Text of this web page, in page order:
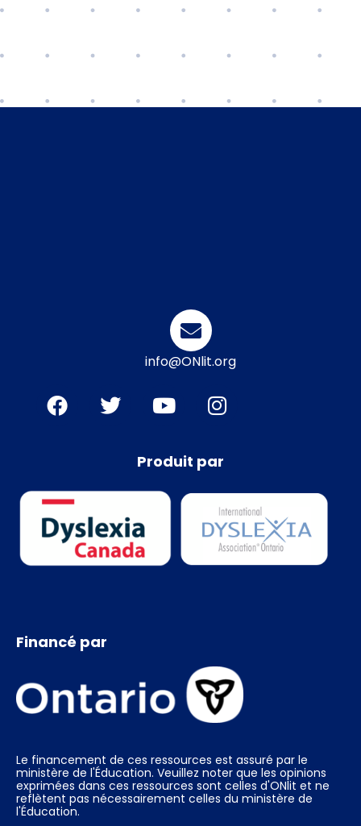
info@ONlit.org
Produit par
Financé par
Le financement de ces ressources est assuré par le
ministère de l'Éducation. Veuillez noter que les opinions
exprimées dans ces ressources sont celles d'ONlit et ne
reflètent pas nécessairement celles du ministère de
l'Éducation.